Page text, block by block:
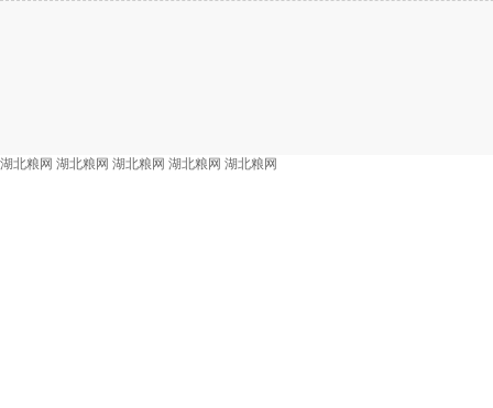
湖北粮网 湖北粮网 湖北粮网 湖北粮网 湖北粮网